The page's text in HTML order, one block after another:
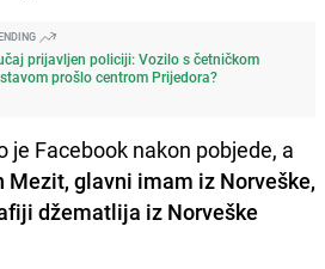
prijavljen policiji: Vozilo s četničkom
prošlo centrom Prijedora?
je Facebook nakon pobjede, a
Mezit, glavni imam iz Norveške,
džematlija iz Norveške